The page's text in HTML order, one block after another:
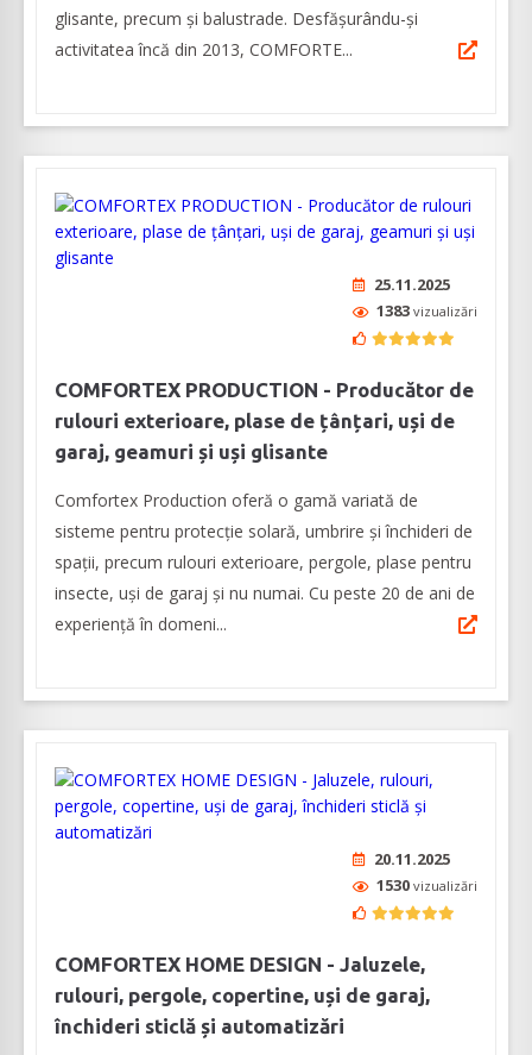
glisante, precum și balustrade. Desfășurându-și
activitatea încă din 2013, COMFORTE...
25.11.2025
1383 vizualizări
COMFORTEX PRODUCTION - Producător de
rulouri exterioare, plase de țânțari, uși de
garaj, geamuri și uși glisante
Comfortex Production oferă o gamă variată de
sisteme pentru protecție solară, umbrire și închideri de
spații, precum rulouri exterioare, pergole, plase pentru
insecte, uşi de garaj şi nu numai. Cu peste 20 de ani de
experienţă în domeni...
20.11.2025
1530 vizualizări
COMFORTEX HOME DESIGN - Jaluzele,
rulouri, pergole, copertine, uși de garaj,
închideri sticlă și automatizări